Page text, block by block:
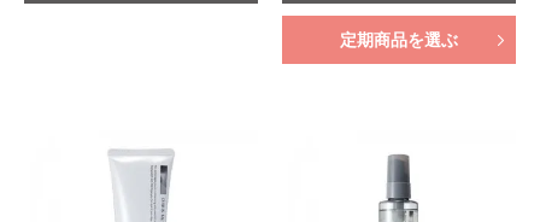
定期商品を選ぶ